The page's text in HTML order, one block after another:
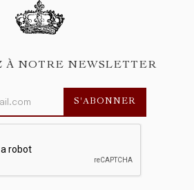
À NOTRE NEWSLETTER